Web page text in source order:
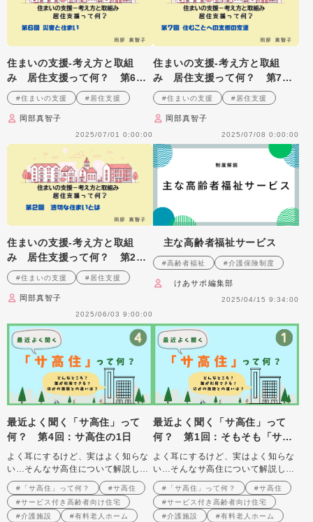
住まいの支援‐考え方と取組
み 居住支援って何？ 第6
回 災害と住まい
#住まいの支援 #居住支援
岡部真智子
2025/07/01 0:00:00
住まいの支援‐考え方と取組
み 居住支援って何？ 第7
回 住むことへの支援の変遷
#住まいの支援 #居住支援
岡部真智子
2025/07/08 0:00:00
住まいの支援‐考え方と取組
み 居住支援って何？ 第2
回 適切な住まいとは
#住まいの支援 #居住支援
岡部真智子
2025/06/03 9:00:00
主な高齢者福祉サービス
#高齢者福祉 #介護保険制度
けあサポ編集部
2025/04/15 9:34:00
最近よく聞く「サ高住」って
何？ 第4回：サ高住の1日
よく耳にするけど、実はよく知らな
い…そんなサ高住について解説しま
す
#「サ高住」って何？
#サ高住
#サービス付き高齢者向け住宅
#介護施設
#有料老人ホーム
最近よく聞く「サ高住」って
何？ 第1回：そもそも「サ高
住」って、ほかの施設と何が違
うの？
よく耳にするけど、実はよく知らな
い…そんなサ高住について解説しま
す
#「サ高住」って何？
#サ高住
#サービス付き高齢者向け住宅
#介護施設
#有料老人ホーム